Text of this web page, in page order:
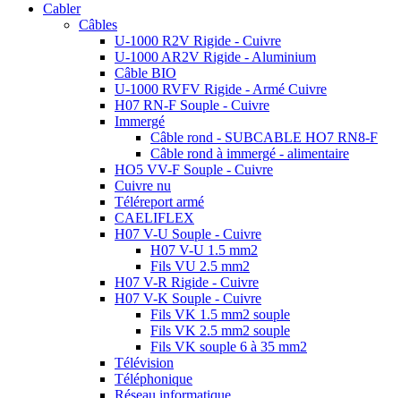
Cabler
Câbles
U-1000 R2V Rigide - Cuivre
U-1000 AR2V Rigide - Aluminium
Câble BIO
U-1000 RVFV Rigide - Armé Cuivre
H07 RN-F Souple - Cuivre
Immergé
Câble rond - SUBCABLE HO7 RN8-F
Câble rond à immergé - alimentaire
HO5 VV-F Souple - Cuivre
Cuivre nu
Téléreport armé
CAELIFLEX
H07 V-U Souple - Cuivre
H07 V-U 1.5 mm2
Fils VU 2.5 mm2
H07 V-R Rigide - Cuivre
H07 V-K Souple - Cuivre
Fils VK 1.5 mm2 souple
Fils VK 2.5 mm2 souple
Fils VK souple 6 à 35 mm2
Télévision
Téléphonique